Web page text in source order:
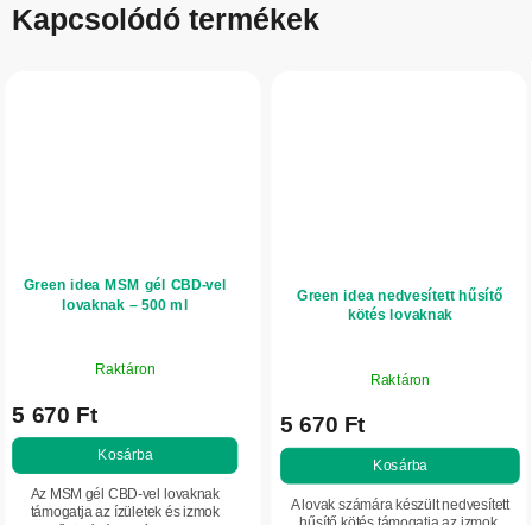
Kapcsolódó termékek
Green idea MSM gél CBD-vel
lovaknak – 500 ml
Raktáron
5 670 Ft
Kosárba
Az MSM gél CBD-vel lovaknak
támogatja az ízületek és izmok
Green idea nedvesített hűsítő
kötés lovaknak
Raktáron
5 670 Ft
Kosárba
A lovak számára készült nedvesített